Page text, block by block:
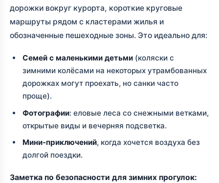
дорожки вокруг курорта, короткие круговые
маршруты рядом с кластерами жилья и
обозначенные пешеходные зоны. Это идеально для:
Семей с маленькими детьми (коляски с
зимними колёсами на некоторых утрамбованных
дорожках могут проехать, но санки часто
проще).
Фотографии: еловые леса со снежными ветками,
открытые виды и вечерняя подсветка.
Мини-приключений, когда хочется воздуха без
долгой поездки.
Заметка по безопасности для зимних прогулок: